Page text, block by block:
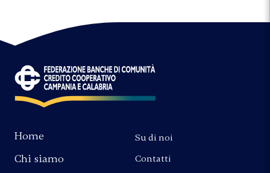
Home
Chi siamo
Su di noi
Contatti